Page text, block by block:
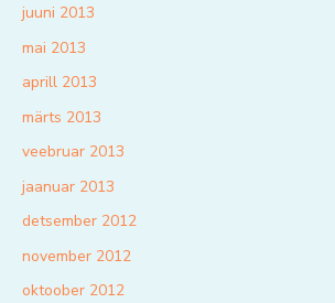
juuni 2013
mai 2013
aprill 2013
märts 2013
veebruar 2013
jaanuar 2013
detsember 2012
november 2012
oktoober 2012